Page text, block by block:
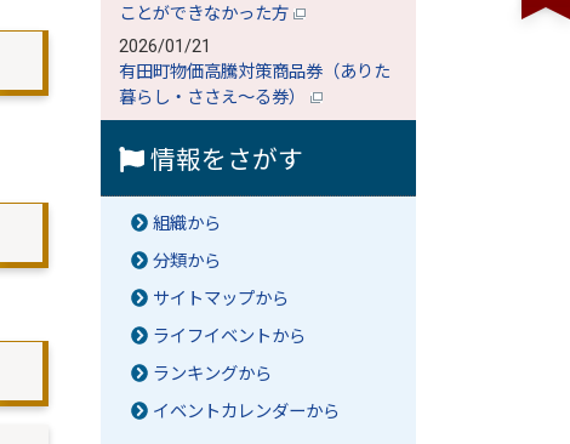
ことができなかった方
2026/01/21
有田町物価高騰対策商品券（ありた
暮らし・ささえ～る券）
情報をさがす
組織から
分類から
サイトマップから
ライフイベントから
ランキングから
イベントカレンダーから